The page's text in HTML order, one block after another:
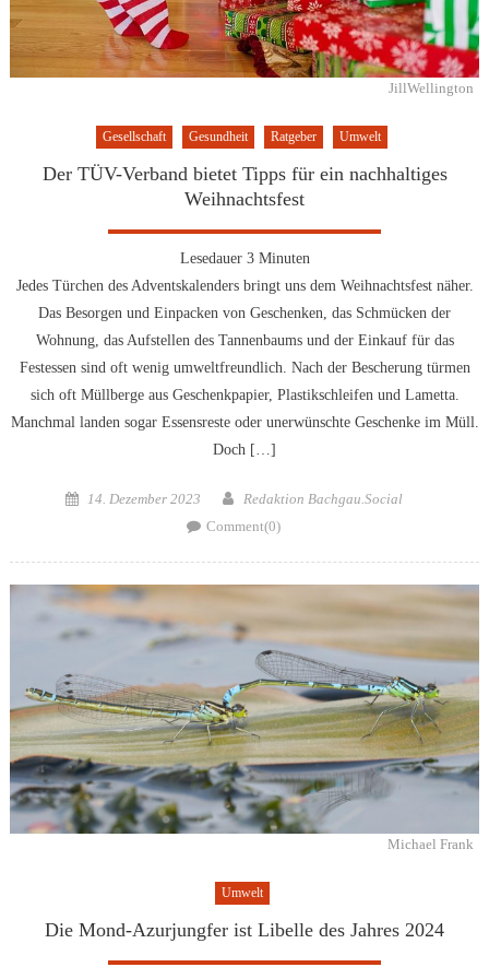
JillWellington
Gesellschaft Gesundheit Ratgeber Umwelt
Der TÜV-Verband bietet Tipps für ein nachhaltiges
Weihnachtsfest
Lesedauer 3 Minuten
Jedes Türchen des Adventskalenders bringt uns dem Weihnachtsfest näher.
Das Besorgen und Einpacken von Geschenken, das Schmücken der
Wohnung, das Aufstellen des Tannenbaums und der Einkauf für das
Festessen sind oft wenig umweltfreundlich. Nach der Bescherung türmen
sich oft Müllberge aus Geschenkpapier, Plastikschleifen und Lametta.
Manchmal landen sogar Essensreste oder unerwünschte Geschenke im Müll.
Doch […]
Posted
14. Dezember 2023 Author
Redaktion Bachgau.Social
Comment(0)
Michael Frank
Umwelt
Die Mond-Azurjungfer ist Libelle des Jahres 2024